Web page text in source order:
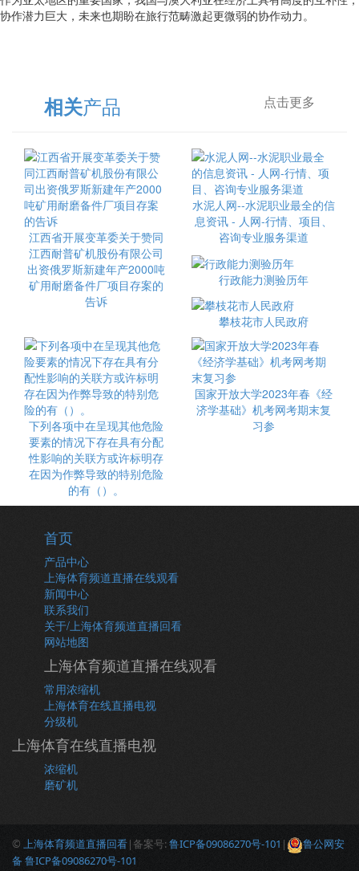
协作潜力巨大，未来也期盼在旅行范畴激起更微弱的协作动力。
相关产品 点击更多
江西省开展变革委关于赞同
江西耐普矿机股份有限公司
出资俄罗斯新建年产2000吨
矿用耐磨备件厂项目存案的
告诉
水泥人网--水泥职业最全的信
息资讯 - 人网-行情、项目、
咨询专业服务渠道
行政能力测验历年
攀枝花市人民政府
下列各项中在呈现其他危险
要素的情况下存在具有分配
性影响的关联方或许标明存
在因为作弊导致的特别危险
的有（）。
国家开放大学2023年春《经
济学基础》机考网考期末复
习参
首页
产品中心
上海体育频道直播在线观看
新闻中心
联系我们
关于/上海体育频道直播回看
网站地图
上海体育频道直播在线观看
常用浓缩机
上海体育在线直播电视
分级机
上海体育在线直播电视
浓缩机
磨矿机
© 上海体育频道直播回看|备案号:鲁ICP备09086270号-101 |
鲁公网安
备 鲁ICP备09086270号-101